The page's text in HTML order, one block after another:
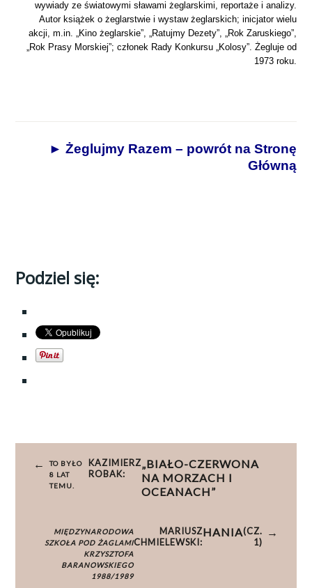
wywiady ze światowymi sławami żeglarskimi, reportaże i analizy.
Autor książek o żeglarstwie i wystaw żeglarskich; inicjator wielu
akcji, m.in. „Kino żeglarskie”, „Ratujmy Dezety”, „Rok Zaruskiego”,
„Rok Prasy Morskiej”; członek Rady Konkursu „Kolosy”. Żegluje od
1973 roku.
► Żeglujmy Razem – powrót na Stronę
Główną
Podziel się:
NUCKOWSKI,
SŁODOWNIK,
ZIEMOWIT
Nawigacja
wpisu
TO BYŁO
8 LAT
TEMU.
KAZIMIERZ
ROBAK:
„BIAŁO-CZERWONA
NA MORZACH I
OCEANACH”
MIĘDZYNARODOWA
SZKOŁA POD ŻAGLAMI
KRZYSZTOFA
BARANOWSKIEGO
1988/1989
MARIUSZ
CHMIELEWSKI:
HANIA(CZ.
1)